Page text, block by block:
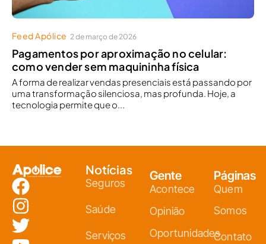
Feed Apólice 2 de março de 2026
Pagamentos por aproximação no celular:
como vender sem maquininha física
A forma de realizar vendas presenciais está passando por
uma transformação silenciosa, mas profunda. Hoje, a
tecnologia permite que o...
Notícias
Seguros
Saúde
Serviços
Gente
Acontece
Opinião
Oportunidades
Páginas
Quem
Somos
Contato